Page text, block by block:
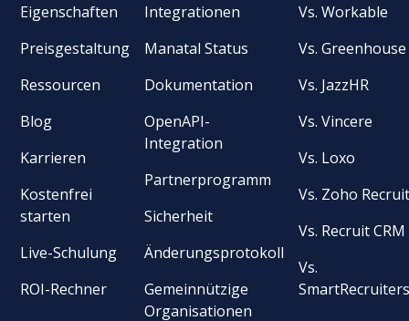
Eigenschaften
Preisgestaltung
Ressourcen
Blog
Karrieren
Kostenfrei
starten
Live-Schulung
ROI-Rechner
Integrationen
Manatal Status
Dokumentation
OpenAPI-
Integration
Partnerprogramm
Sicherheit
Änderungsprotokoll
Gemeinnützige
Organisationen
Vs. Workable
Vs. Greenhouse
Vs. JazzHR
Vs. Vincere
Vs. Loxo
Vs. Zoho
Vs. Recruit CRM
Vs.